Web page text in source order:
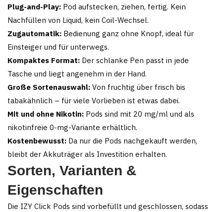
Plug-and-Play: Pod aufstecken, ziehen, fertig. Kein
Nachfüllen von Liquid, kein Coil-Wechsel.
Zugautomatik: Bedienung ganz ohne Knopf, ideal für
Einsteiger und für unterwegs.
Kompaktes Format: Der schlanke Pen passt in jede
Tasche und liegt angenehm in der Hand.
Große Sortenauswahl: Von fruchtig über frisch bis
tabakähnlich – für viele Vorlieben ist etwas dabei.
Mit und ohne Nikotin: Pods sind mit 20 mg/ml und als
nikotinfreie 0-mg-Variante erhältlich.
Kostenbewusst: Da nur die Pods nachgekauft werden,
bleibt der Akkuträger als Investition erhalten.
Sorten, Varianten &
Eigenschaften
Die IZY Click Pods sind vorbefüllt und geschlossen, sodass